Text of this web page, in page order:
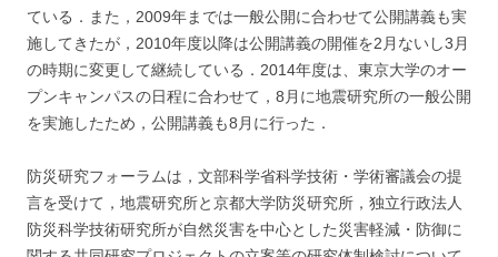
ている．また，2009年までは一般公開に合わせて公開講義も実
施してきたが，2010年度以降は公開講義の開催を2月ないし3月
の時期に変更して継続している．2014年度は、東京大学のオー
プンキャンパスの日程に合わせて，8月に地震研究所の一般公開
を実施したため，公開講義も8月に行った．
防災研究フォーラムは，文部科学省科学技術・学術審議会の提
言を受けて，地震研究所と京都大学防災研究所，独立行政法人
防災科学技術研究所が自然災害を中心とした災害軽減・防御に